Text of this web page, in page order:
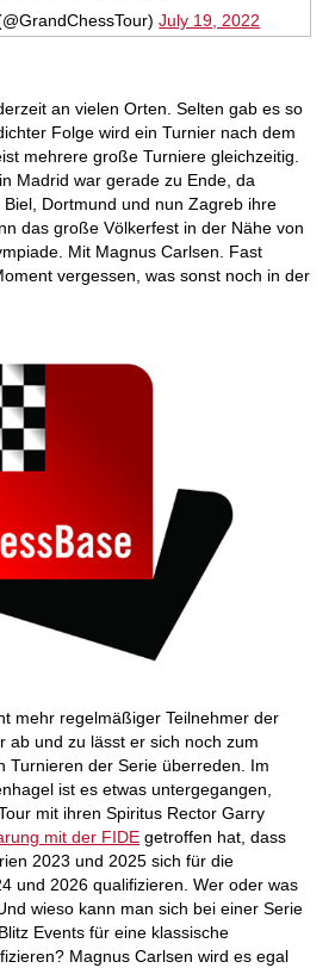
July 19, 2022
an vielen Orten. Selten gab es so
Folge wird ein Turnier nach dem
mehrere große Turniere gleichzeitig.
Madrid war gerade zu Ende, da
Dortmund und nun Zagreb ihre
das große Völkerfest in der Nähe von
Mit Magnus Carlsen. Fast
vergessen, was sonst noch in der
mehr regelmäßiger Teilnehmer der
ab und zu lässt er sich noch zum
Turnieren der Serie überreden. Im
ist es etwas untergegangen,
mit ihren Spiritus Rector Garry
mit der FIDE getroffen hat, dass
2023 und 2025 sich für die
und 2026 qualifizieren. Wer oder was
wieso kann man sich bei einer Serie
Events für eine klassische
Magnus Carlsen wird es egal